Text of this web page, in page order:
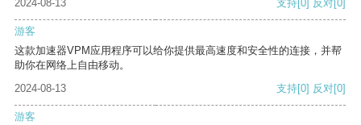
2024-08-13
支持[0] 反对[0]
游客
这款加速器VPM应用程序可以给你提供最高速度和安全性的连接，并帮
助你在网络上自由移动。
2024-08-13
支持[0] 反对[0]
游客